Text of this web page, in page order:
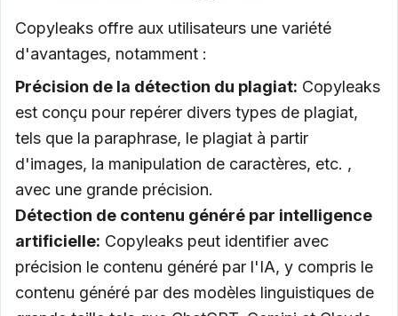
Copyleaks offre aux utilisateurs une variété
d'avantages, notamment :
Précision de la détection du plagiat: Copyleaks
est conçu pour repérer divers types de plagiat,
tels que la paraphrase, le plagiat à partir
d'images, la manipulation de caractères, etc. ,
avec une grande précision.
Détection de contenu généré par intelligence
artificielle: Copyleaks peut identifier avec
précision le contenu généré par l'IA, y compris le
contenu généré par des modèles linguistiques de